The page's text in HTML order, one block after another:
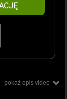
pokaż opis video